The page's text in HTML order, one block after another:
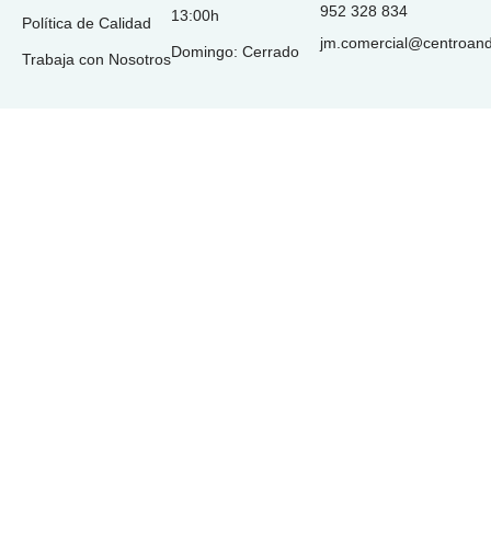
Política de Calidad
Trabaja con Nosotros
13:00h
Domingo: Cerrado
952 328 834